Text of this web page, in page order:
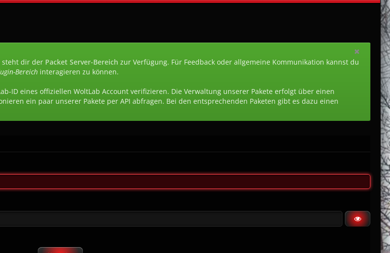
steht dir der Packet Server-Bereich zur Verfügung. Für Feedback oder allgemeine Kommunikation kannst du
Bereich interagieren zu können.
ID eines offiziellen WoltLab Account verifizieren. Die Verwaltung unserer Pakete erfolgt über einen
ein paar unserer Pakete per API abfragen. Bei den entsprechenden Paketen gibt es dazu einen